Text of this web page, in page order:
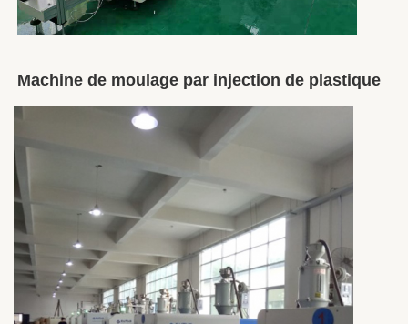
Machine de moulage par injection de plastique